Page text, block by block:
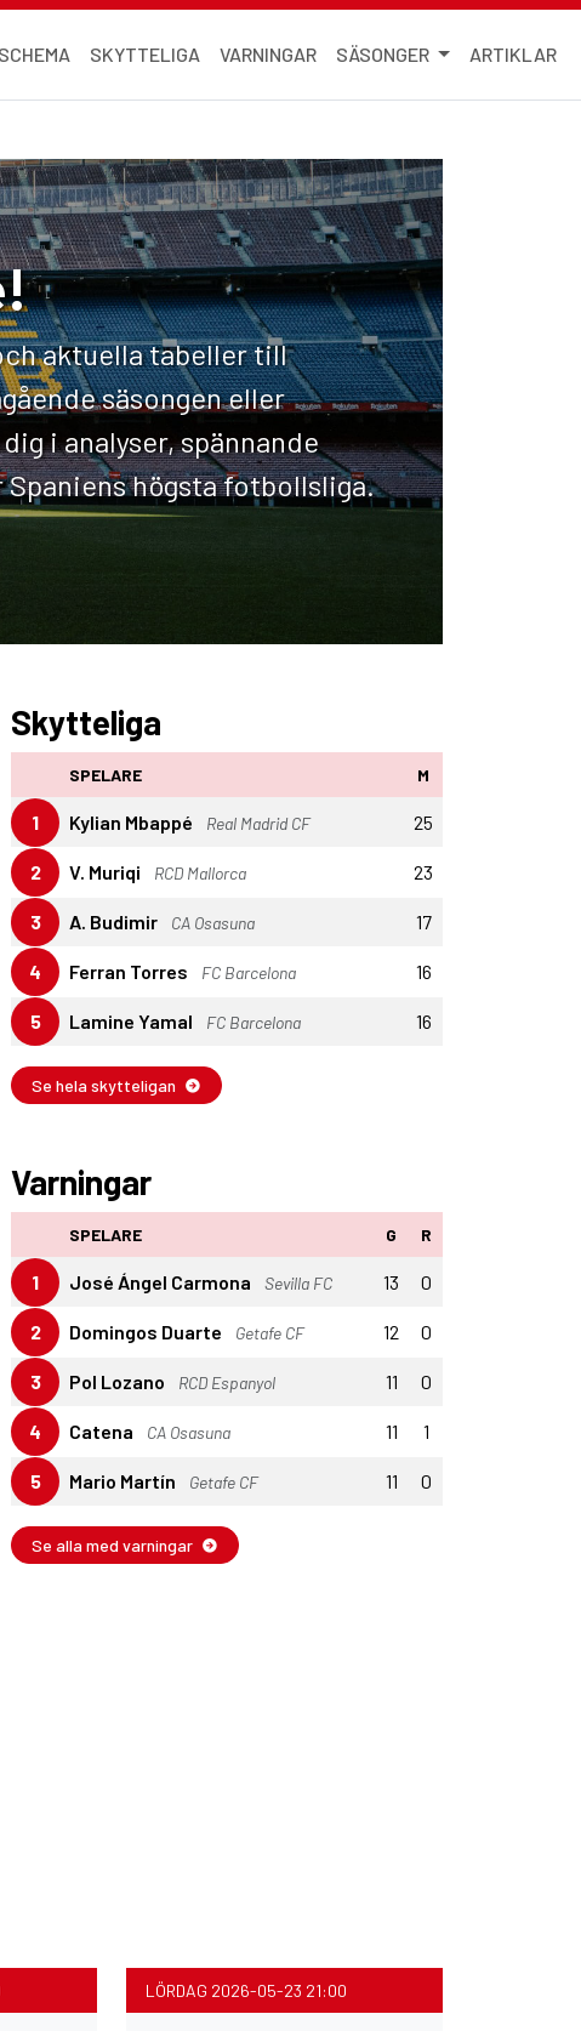
SKYTTELIGA VARNINGAR SÄSONGER ARTIKLAR
aktuella tabeller till
säsongen eller
i analyser, spännande
högsta fotbollsliga.
Skytteliga
SPELARE M
1 Kylian Mbappé Real Madrid CF 25
2 V. Muriqi RCD Mallorca 23
3 A. Budimir CA Osasuna 17
4 Ferran Torres FC Barcelona 16
5 Lamine Yamal FC Barcelona 16
Se hela skytteligan
Varningar
SPELARE G R
1 José Ángel Carmona Sevilla FC 13 0
2 Domingos Duarte Getafe CF 12 0
3 Pol Lozano RCD Espanyol 11 0
4 Catena CA Osasuna 11 1
5 Mario Martín Getafe CF 11 0
Se alla med varningar
LÖRDAG 2026-05-23 21:00